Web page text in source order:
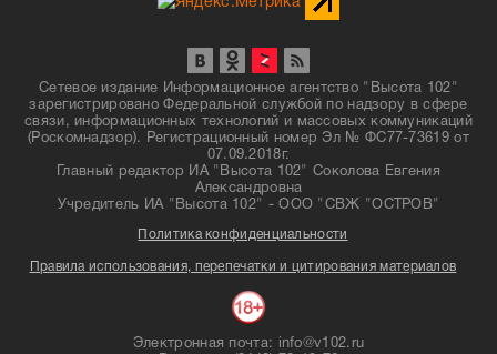
Сетевое издание Информационное агентство "Высота 102"
зарегистрировано Федеральной службой по надзору в сфере
связи, информационных технологий и массовых коммуникаций
(Роскомнадзор). Регистрационный номер Эл № ФС77-73619 от
07.09.2018г.
Главный редактор ИА "Высота 102" Соколова Евгения
Александровна
Учредитель ИА "Высота 102" - ООО "СВЖ "ОСТРОВ"
Политика конфиденциальности
Правила использования, перепечатки и цитирования материалов
Электронная почта: info@v102.ru